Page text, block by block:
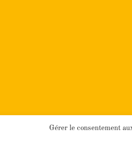
Gérer le consentement